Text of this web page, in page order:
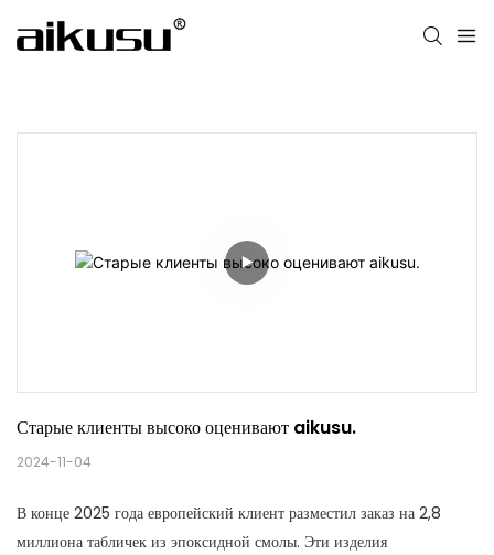
Старые клиенты высоко оценивают aikusu.
2024-11-04
В конце 2025 года европейский клиент разместил заказ на 2,8
миллиона табличек из эпоксидной смолы. Эти изделия